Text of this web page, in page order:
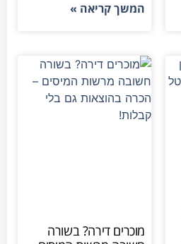
המשך קריאה »
מוכרים דירה? בשורה